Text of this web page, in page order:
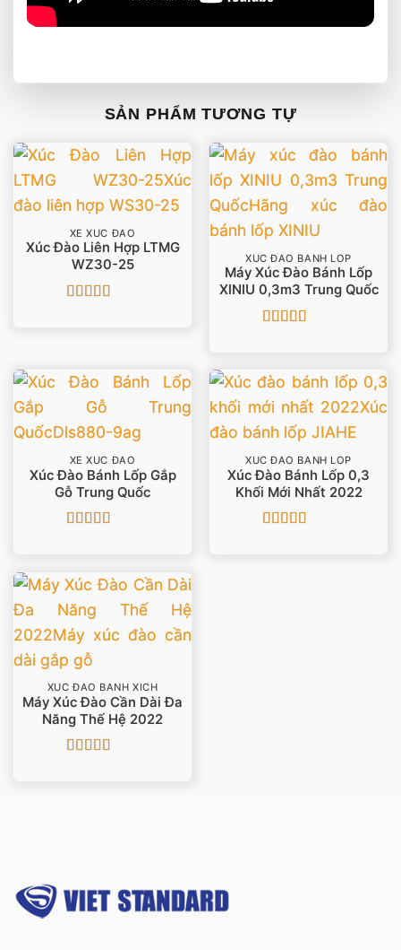
SẢN PHẨM TƯƠNG TỰ
XE XÚC ĐÀO
Xúc Đào Liên Hợp LTMG
WZ30-25
XÚC ĐÀO BÁNH LỐP
Máy Xúc Đào Bánh Lốp
XINIU 0,3m3 Trung Quốc
XE XÚC ĐÀO
Xúc Đào Bánh Lốp Gắp
Gỗ Trung Quốc
5 sao
XÚC ĐÀO BÁNH LỐP
Xúc Đào Bánh Lốp 0,3
Khối Mới Nhất 2022
XÚC ĐÀO BÁNH XÍCH
Máy Xúc Đào Cần Dài Đa
Năng Thế Hệ 2022